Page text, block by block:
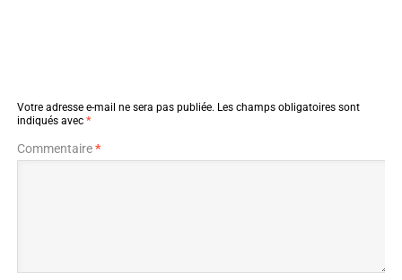
Votre adresse e-mail ne sera pas publiée. Les champs obligatoires sont
indiqués avec *
Commentaire*